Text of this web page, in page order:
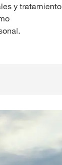
y tratamiento